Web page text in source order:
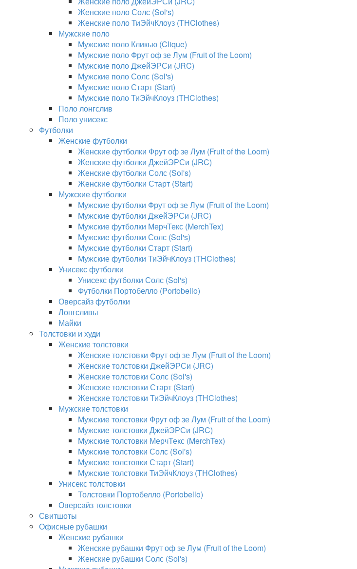
Женские поло Солс (Sol's)
Женские поло ТиЭйчКлоуз (THClothes)
Мужские поло
Мужские поло Кликью (Clique)
Мужские поло Фрут оф зе Лум (Fruit of the Loom)
Мужские поло ДжейЭРСи (JRC)
Мужские поло Солс (Sol's)
Мужские поло Старт (Start)
Мужские поло ТиЭйчКлоуз (THClothes)
Поло лонгслив
Поло унисекс
Футболки
Женские футболки
Женские футболки Фрут оф зе Лум (Fruit of the Loom)
Женские футболки ДжейЭРСи (JRC)
Женские футболки Солс (Sol's)
Женские футболки Старт (Start)
Мужские футболки
Мужские футболки Фрут оф зе Лум (Fruit of the Loom)
Мужские футболки ДжейЭРСи (JRC)
Мужские футболки МерчТекс (MerchTex)
Мужские футболки Солс (Sol's)
Мужские футболки Старт (Start)
Мужские футболки ТиЭйчКлоуз (THClothes)
Унисекс футболки
Унисекс футболки Солс (Sol's)
Футболки Портобелло (Portobello)
Оверсайз футболки
Лонгсливы
Майки
Толстовки и худи
Женские толстовки
Женские толстовки Фрут оф зе Лум (Fruit of the Loom)
Женские толстовки ДжейЭРСи (JRC)
Женские толстовки Солс (Sol's)
Женские толстовки Старт (Start)
Женские толстовки ТиЭйчКлоуз (THClothes)
Мужские толстовки
Мужские толстовки Фрут оф зе Лум (Fruit of the Loom)
Мужские толстовки ДжейЭРСи (JRC)
Мужские толстовки МерчТекс (MerchTex)
Мужские толстовки Солс (Sol's)
Мужские толстовки Старт (Start)
Мужские толстовки ТиЭйчКлоуз (THClothes)
Унисекс толстовки
Толстовки Портобелло (Portobello)
Оверсайз толстовки
Свитшоты
Офисные рубашки
Женские рубашки
Женские рубашки Фрут оф зе Лум (Fruit of the Loom)
Женские рубашки Солс (Sol's)